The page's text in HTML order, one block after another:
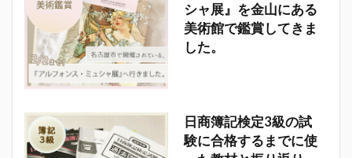
シャ展』を金山にある
美術館で鑑賞してきま
した。
日商簿記検定3級の試
験に合格するまでに使